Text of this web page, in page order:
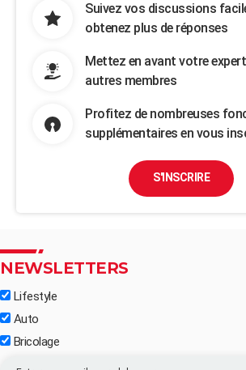
Suivez vos discussions
obtenez plus de réponses
Mettez en avant votre
autres membres
Profitez de nombreuses
supplémentaires en vous
S'INSCRIRE
NEWSLETTERS
Lifestyle
Auto
Bricolage